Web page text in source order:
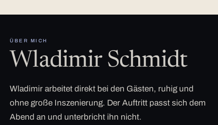
ÜBER MICH
Wladimir Schmidt
Wladimir arbeitet direkt bei den Gästen, ruhig und
ohne große Inszenierung. Der Auftritt passt sich dem
Abend an und unterbricht ihn nicht.